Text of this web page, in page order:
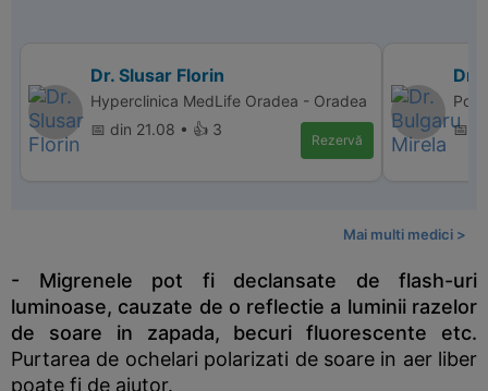
Dr. Slusar Florin
Hyperclinica MedLife Oradea - Oradea
📅 din 21.08 • 👍 3
Rezervă
Dr.
📅
Mai multi medici >
- Migrenele pot fi declansate de flash-uri
luminoase, cauzate de o reflectie a luminii razelor
de soare in zapada, becuri fluorescente etc.
Purtarea de ochelari polarizati de soare in aer liber
poate fi de ajutor.